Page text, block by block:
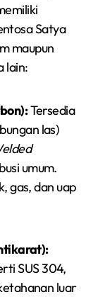
Satya
maupun
lain:
Tersedia
las)
umum.
gas, dan uap
SUS 304,
luar